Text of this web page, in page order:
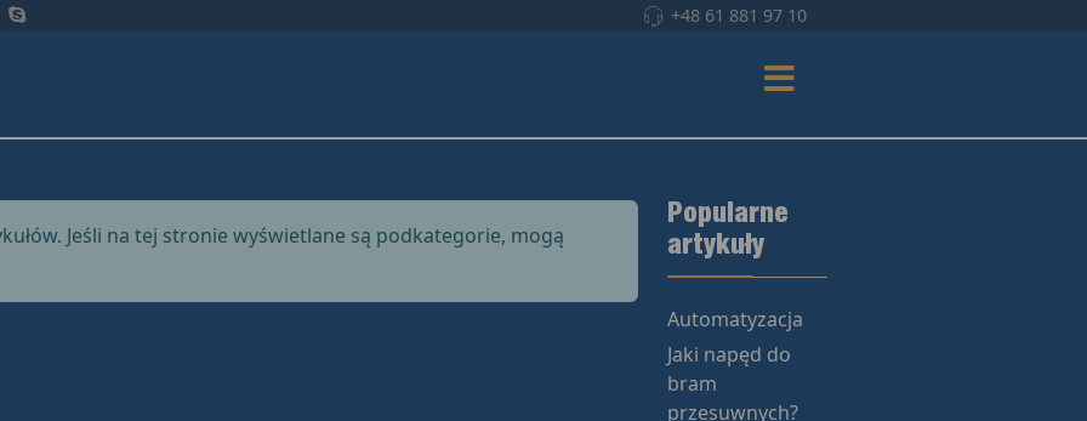
+48 61 881 97 10
Jeśli na tej stronie wyświetlane są podkategorie, mogą
Popularne
artykuły
Automatyzacja
Jaki napęd do
bram
przesuwnych?